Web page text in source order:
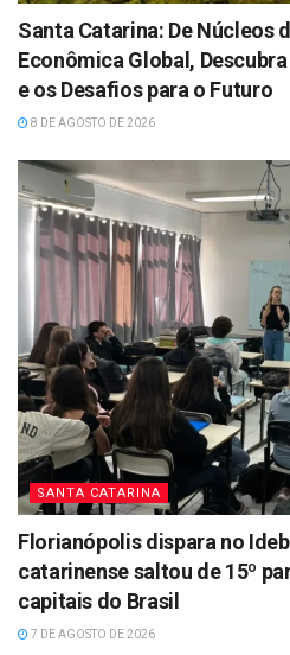
Santa Catarina: De Núcleos
Econômica Global,
e os Desafios para o Futuro
8 DE AGOSTO DE 2026
SANTA CATARINA
Florianópolis dispara no
catarinense saltou de 15º
capitais do Brasil
7 DE AGOSTO DE 2026